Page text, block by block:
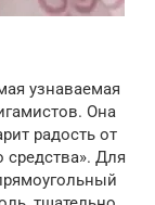
узнаваемая
Она
радость от
средства». Для